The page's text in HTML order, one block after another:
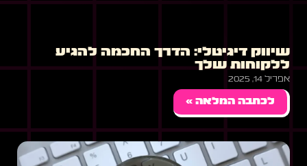
שיווק דיגיטלי: הדרך החכמה להגיע
ללקוחות שלך
אפריל 14, 2025
לכתבה המלאה »